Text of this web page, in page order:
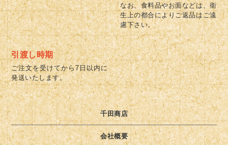
なお、食料品やお面などは、衛
生上の都合によりご返品はご遠
慮下さい。
引渡し時期
ご注文を受けてから7日以内に
発送いたします。
千田商店
会社概要